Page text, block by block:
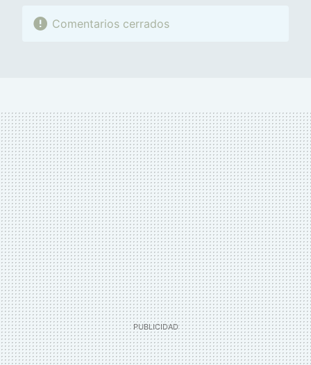
Comentarios cerrados